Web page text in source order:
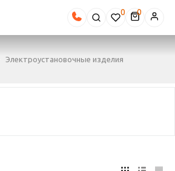
0
Электроустановочные изделия